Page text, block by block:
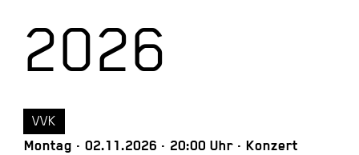
2026
Montag 02.11.2026 20:00 Uhr Konzert
VVK